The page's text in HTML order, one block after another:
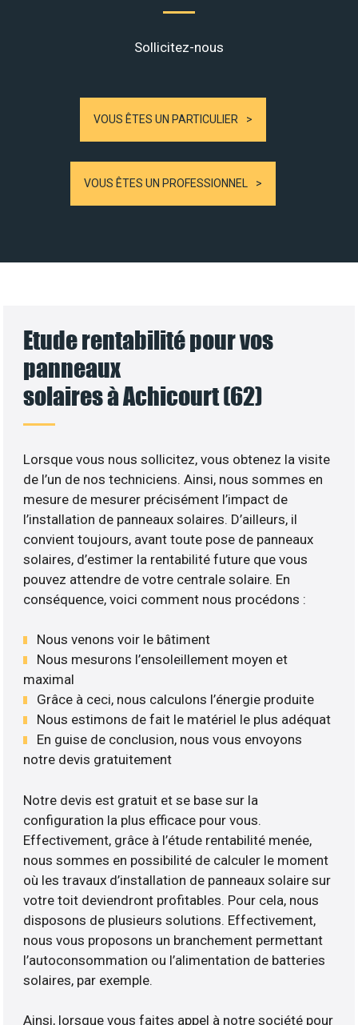
Sollicitez-nous
VOUS ÊTES UN PARTICULIER
VOUS ÊTES UN PROFESSIONNEL
Etude rentabilité pour vos
panneaux
solaires à Achicourt (62)
Lorsque vous nous sollicitez, vous obtenez la visite
de l’un de nos techniciens. Ainsi, nous sommes en
mesure de mesurer précisément l’impact de
l’installation de panneaux solaires. D’ailleurs, il
convient toujours, avant toute pose de panneaux
solaires, d’estimer la rentabilité future que vous
pouvez attendre de votre centrale solaire. En
conséquence, voici comment nous procédons :
Nous venons voir le bâtiment
Nous mesurons l’ensoleillement moyen et
maximal
Grâce à ceci, nous calculons l’énergie produite
Nous estimons de fait le matériel le plus adéquat
En guise de conclusion, nous vous envoyons
notre devis gratuitement
Notre devis est gratuit et se base sur la
configuration la plus efficace pour vous.
Effectivement, grâce à l’étude rentabilité menée,
nous sommes en possibilité de calculer le moment
où les travaux d’installation de panneaux solaire sur
votre toit deviendront profitables. Pour cela, nous
disposons de plusieurs solutions. Effectivement,
nous vous proposons un branchement permettant
l’autoconsommation ou l’alimentation de batteries
solaires, par exemple.
Ainsi, lorsque vous faites appel à notre société pour